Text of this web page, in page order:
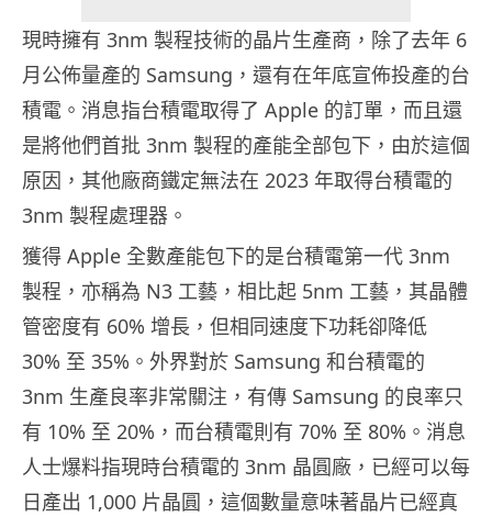
現時擁有 3nm 製程技術的晶片生產商，除了去年 6
月公佈量產的 Samsung，還有在年底宣佈投產的台
積電。消息指台積電取得了 Apple 的訂單，而且還
是將他們首批 3nm 製程的產能全部包下，由於這個
原因，其他廠商鐵定無法在 2023 年取得台積電的
3nm 製程處理器。
獲得 Apple 全數產能包下的是台積電第一代 3nm
製程，亦稱為 N3 工藝，相比起 5nm 工藝，其晶體
管密度有 60% 增長，但相同速度下功耗卻降低
30% 至 35%。外界對於 Samsung 和台積電的
3nm 生產良率非常關注，有傳 Samsung 的良率只
有 10% 至 20%，而台積電則有 70% 至 80%。消息
人士爆料指現時台積電的 3nm 晶圓廠，已經可以每
日產出 1,000 片晶圓，這個數量意味著晶片已經真